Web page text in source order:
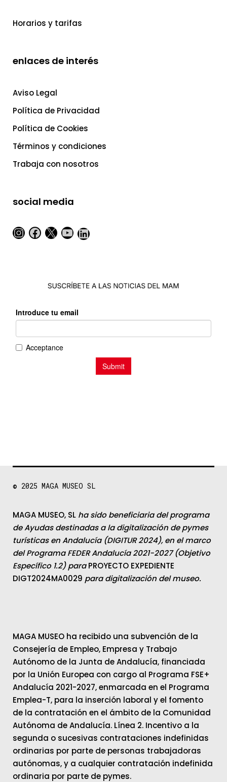
Horarios y tarifas
enlaces de interés
Aviso Legal
Política de Privacidad
Política de Cookies
Términos y condiciones
Trabaja con nosotros
social media
Instagram
Facebook
X YouTube
LinkedIn
© 2025 MAGA MUSEO SL
MAGA MUSEO, SL ha sido beneficiaria del programa
de Ayudas destinadas a la digitalización de pymes
turísticas en Andalucía (DIGITUR 2024), en el marco
del Programa FEDER Andalucía 2021-2027 (Objetivo
Específico 1.2) paraPROYECTO EXPEDIENTE
DIGT2024MA0029 para digitalización del museo.
MAGA MUSEO ha recibido una subvención de la
Consejería de Empleo, Empresa y Trabajo
Autónomo de la Junta de Andalucía, financiada
por la Unión Europea con cargo al Programa FSE+
Andalucía 2021-2027, enmarcada en el Programa
Emplea-T, para la inserción laboral y el fomento
de la contratación en el ámbito de la Comunidad
Autónoma de Andalucía. Línea 2. Incentivo a la
segunda o sucesivas contrataciones indefinidas
ordinarias por parte de personas trabajadoras
autónomas, y a cualquier contratación indefinida
ordinaria por parte de pymes.